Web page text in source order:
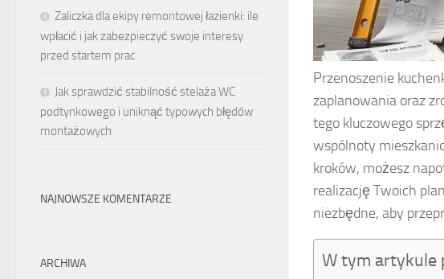
Przenoszenie
zaplanowania oraz
tego kluczowego
wspólnoty
kroków, możesz
realizację Twoich
niezbędne, aby
W tym artykule
Zaliczka dla ekipy remontowej łazienki: ile
wpłacić i jak zabezpieczyć swoje interesy
przed startem prac
Jak sprawdzić stabilność stelaża WC
podtynkowego i uniknąć typowych błędów
montażowych
NAJNOWSZE KOMENTARZE
ARCHIWA